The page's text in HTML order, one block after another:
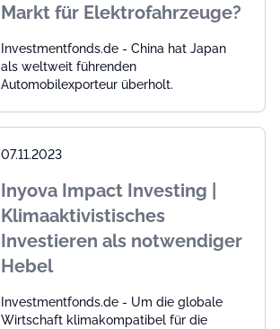
Markt für Elektrofahrzeuge?
Investmentfonds.de - China hat Japan
als weltweit führenden
Automobilexporteur überholt.
07.11.2023
Inyova Impact Investing |
Klimaaktivistisches
Investieren als notwendiger
Hebel
Investmentfonds.de - Um die globale
Wirtschaft klimakompatibel für die